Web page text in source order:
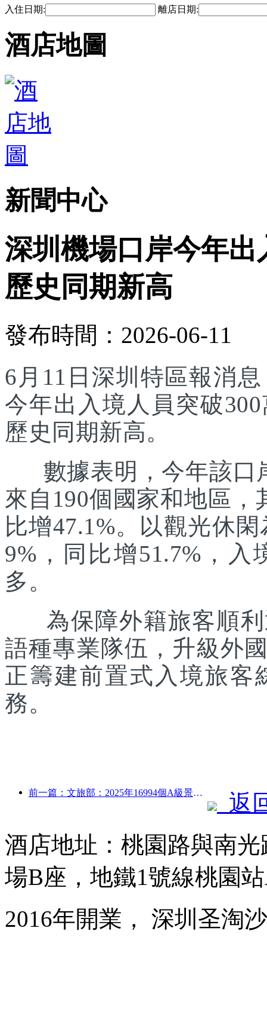
入住日期: 離店日期:
酒店地圖
新聞中心
深圳機場口岸今年出
歷史同期新高
發布時間：2026-06-11
6月11日深圳特區報消
今年出入境人員突破
歷史同期新高。
數據表明，今年該口
來自190個國家和地區，
比增47.1%。以觀光休
9%，同比增51.7%，
多。
為保障外籍旅客順利
語種專業隊伍，升級外
正籌建前置式入境旅客
務。
前一篇：文旅部：2025年16994個A級景區接待游客75.1億人次，旅游收入5544.9億
返
酒店地址：桃園路與南
場B座，地鐵1號線桃園
2016年開業， 深圳圣